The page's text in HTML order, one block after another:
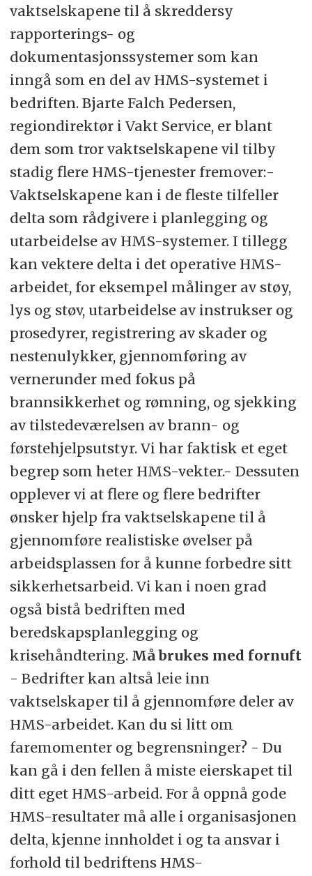
vaktselskapene til å skreddersy
rapporterings- og
dokumentasjonssystemer som kan
inngå som en del av HMS-systemet i
bedriften. Bjarte Falch Pedersen,
regiondirektør i Vakt Service, er blant
dem som tror vaktselskapene vil tilby
stadig flere HMS-tjenester fremover:-
Vaktselskapene kan i de fleste tilfeller
delta som rådgivere i planlegging og
utarbeidelse av HMS-systemer. I tillegg
kan vektere delta i det operative HMS-
arbeidet, for eksempel målinger av støy,
lys og støv, utarbeidelse av instrukser og
prosedyrer, registrering av skader og
nestenulykker, gjennomføring av
vernerunder med fokus på
brannsikkerhet og rømning, og sjekking
av tilstedeværelsen av brann- og
førstehjelpsutstyr. Vi har faktisk et eget
begrep som heter HMS-vekter.- Dessuten
opplever vi at flere og flere bedrifter
ønsker hjelp fra vaktselskapene til å
gjennomføre realistiske øvelser på
arbeidsplassen for å kunne forbedre sitt
sikkerhetsarbeid. Vi kan i noen grad
også bistå bedriften med
beredskapsplanlegging og
krisehåndtering. Må brukes med fornuft
- Bedrifter kan altså leie inn
vaktselskaper til å gjennomføre deler av
HMS-arbeidet. Kan du si litt om
faremomenter og begrensninger? - Du
kan gå i den fellen å miste eierskapet til
ditt eget HMS-arbeid. For å oppnå gode
HMS-resultater må alle i organisasjonen
delta, kjenne innholdet i og ta ansvar i
forhold til bedriftens HMS-